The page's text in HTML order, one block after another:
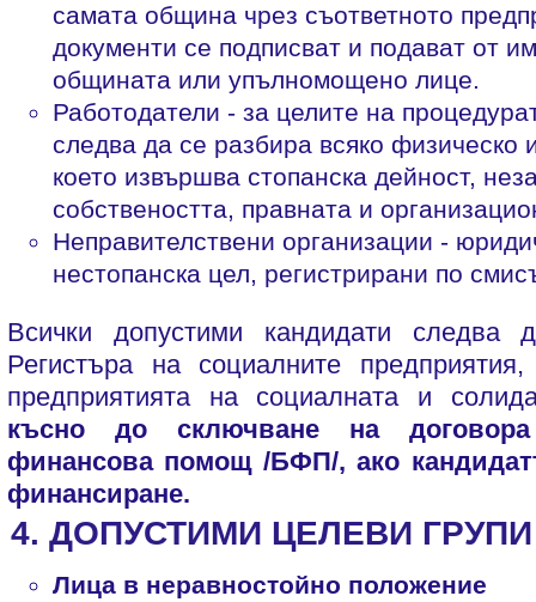
самата община чрез съответното
документи се подписват и подават от
общината или упълномощено лице.
Работодатели - за целите на
следва да се разбира всяко физическо
което извършва стопанска дейност,
собствеността, правната и
Неправителствени организации -
нестопанска цел, регистрирани по
Всички допустими кандидати следва
Регистъра на социалните
предприятията на социалната и
късно до сключване на
финансова помощ /БФП/, ако
финансиране.
4. ДОПУСТИМИ ЦЕЛЕВИ ГРУПИ
Лица в неравностойно положение